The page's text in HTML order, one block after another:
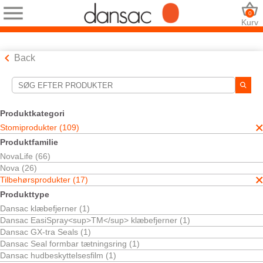
Kurv
0
Back
Produktkategori
Stomiprodukter (109)
Produktfamilie
NovaLife (66)
Nova (26)
Tilbehørsprodukter (17)
Produkttype
Dansac klæbefjerner (1)
Dansac EasiSpray<sup>TM</sup> klæbefjerner (1)
Dansac GX-tra Seals (1)
Dansac Seal formbar tætningsring (1)
Dansac hudbeskyttelsesfilm (1)
Søgeværktøjer
Dine valg:
Stomiprodukter
Tilbehørsprodukter
Irrigation
Øvrige tilbehørsprodukter
Dit valg matchede1resultater
Sortér efter: